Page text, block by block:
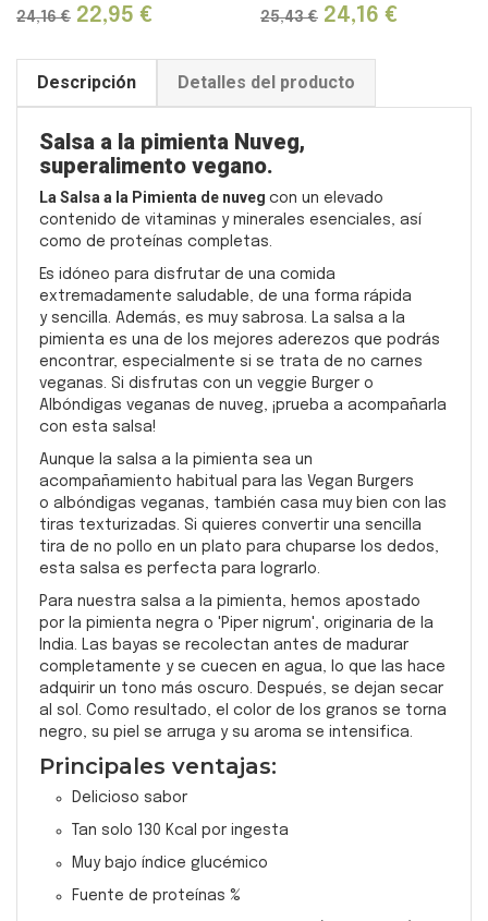
Precio
24,16 € Precio
22,95 €
Precio
25,43 € Precio
24,16 €
Descripción Detalles del producto
Salsa a la pimienta Nuveg,
superalimento vegano.
La Salsa a la Pimienta de nuveg con un elevado
contenido de vitaminas y minerales esenciales, así
como de proteínas completas.
Es idóneo para disfrutar de una comida
extremadamente saludable, de una forma rápida
y sencilla. Además, es muy sabrosa. La salsa a la
pimienta es una de los mejores aderezos que podrás
encontrar, especialmente si se trata de no carnes
veganas. Si disfrutas con un veggie Burger o
Albóndigas veganas de nuveg, ¡prueba a acompañarla
con esta salsa!
Aunque la salsa a la pimienta sea un
acompañamiento habitual para las Vegan Burgers
o albóndigas veganas, también casa muy bien con las
tiras texturizadas. Si quieres convertir una sencilla
tira de no pollo en un plato para chuparse los dedos,
esta salsa es perfecta para lograrlo.
Para nuestra salsa a la pimienta, hemos apostado
por la pimienta negra o 'Piper nigrum', originaria de la
India. Las bayas se recolectan antes de madurar
completamente y se cuecen en agua, lo que las hace
adquirir un tono más oscuro. Después, se dejan secar
al sol. Como resultado, el color de los granos se torna
negro, su piel se arruga y su aroma se intensifica.
Principales ventajas:
Delicioso sabor
Tan solo 130 Kcal por ingesta
Muy bajo índice glucémico
Fuente de proteínas %